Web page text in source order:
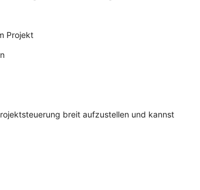
Projekt
breit aufzustellen und kannst